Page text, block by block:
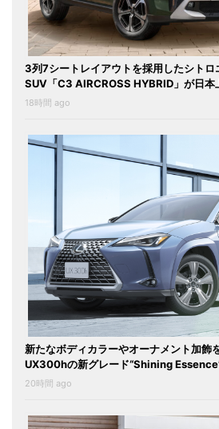
3列7シートレイアウトを採用したシトロ
SUV「C3 AIRCROSS HYBRID」が日本
18時間 ago
新たなボディカラーやオーナメント加飾
UX300hの新グレード“Shining
20時間 ago